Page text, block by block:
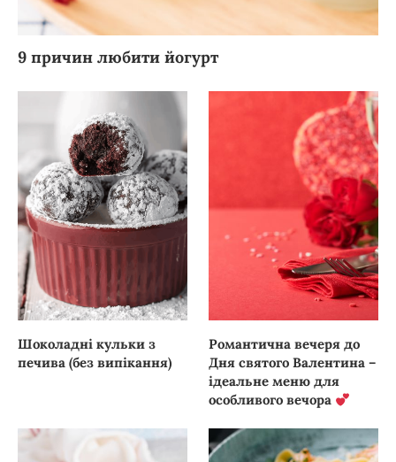
9 причин любити йогурт
Шоколадні кульки з
печива (без випікання)
Романтична вечеря до
Дня святого Валентина –
ідеальне меню для
особливого вечора